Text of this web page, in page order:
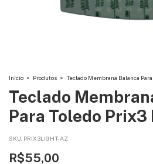
Início > Produtos > Teclado Membrana Balanca
Teclado
Para Toledo
SKU: PRIX3LIGHT-AZ
R$55,00